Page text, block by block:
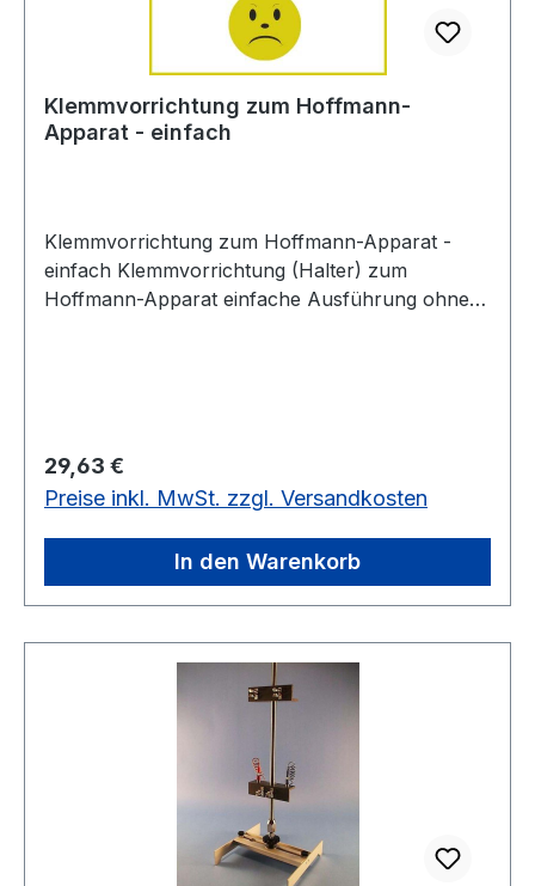
Stativaufbau(ohne Halter)
Klemmvorrichtung zum Hoffmann-
Apparat - einfach
Klemmvorrichtung zum Hoffmann-Apparat -
einfach Klemmvorrichtung (Halter) zum
Hoffmann-Apparat einfache Ausführung ohne
Regulärer Preis:
29,63 €
Preise inkl. MwSt. zzgl. Versandkosten
In den Warenkorb